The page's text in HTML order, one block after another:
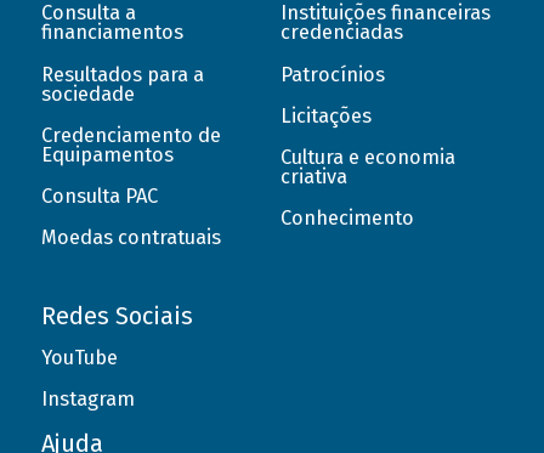
Consulta a
financiamentos
Resultados para a
sociedade
Credenciamento de
Equipamentos
Consulta PAC
Moedas contratuais
Instituições financeiras
credenciadas
Patrocínios
Licitações
Cultura e economia
criativa
Conhecimento
Redes Sociais
YouTube
Instagram
Ajuda